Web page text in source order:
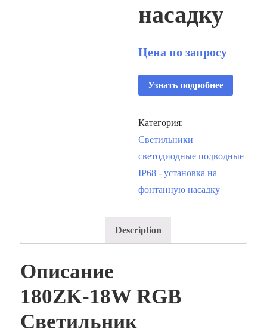
насадку
Цена по запросу
Узнать подробнее
Категория:
Светильники
светодиодные подводные
IP68 - установка на
фонтанную насадку
Description
Описание
180ZK-18W RGB
Светильник